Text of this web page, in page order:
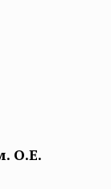
О.Е.